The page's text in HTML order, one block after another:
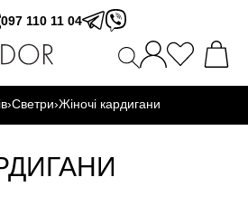
097 110 11 04
›Светри›Жіночі кардигани